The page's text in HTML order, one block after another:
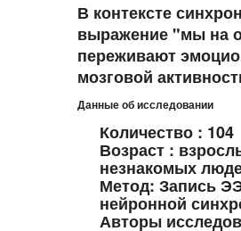
В контексте
выражение "мы на
переживают
мозговой
Данные об исследовании
Количество : 104
Возраст :
незнакомых
Метод: Запись
нейронной
Авторы